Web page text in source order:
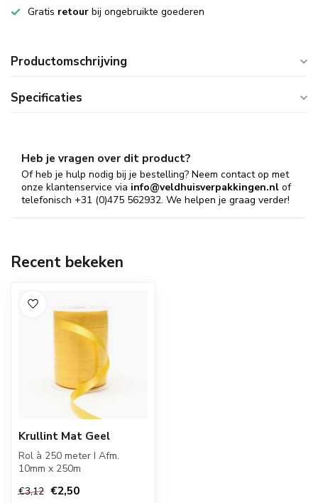
Gratis retour bij ongebruikte goederen
Productomschrijving
Specificaties
Heb je vragen over dit product?
Of heb je hulp nodig bij je bestelling? Neem contact op met
onze klantenservice via info@veldhuisverpakkingen.nl of
telefonisch +31 (0)475 562932. We helpen je graag verder!
Recent bekeken
Krullint Mat Geel
Rol à 250 meter I Afm.
10mm x 250m
€3,12 €2,50